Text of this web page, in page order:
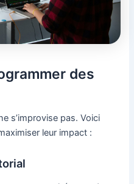
des
s’improvise pas. Voici
leur impact :